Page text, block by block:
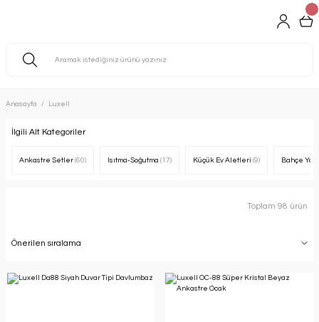
Anasayfa Luxell
İlgili Alt Kategoriler
Ankastre Setler (60) Isıtma-Soğutma (17) Küçük Ev Aletleri (9) Bahçe
Toplam 98 ürün